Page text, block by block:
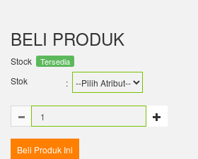
BELI PRODUK
Stock Tersedia
Stok :